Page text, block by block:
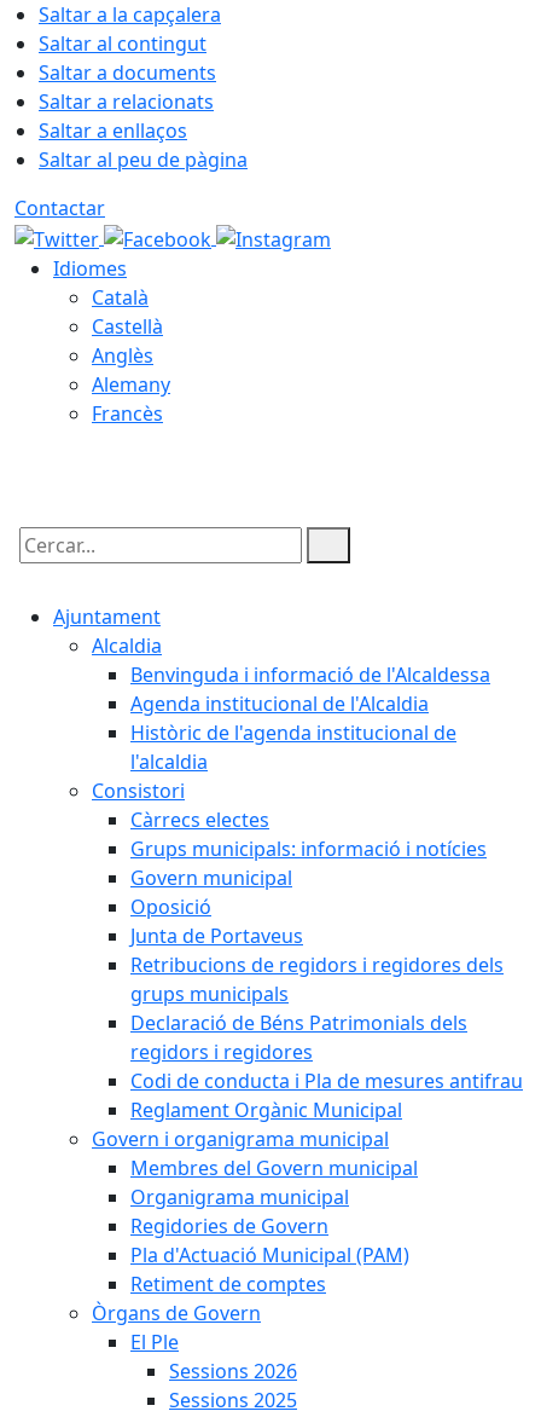
Saltar a la capçalera
Saltar al contingut
Saltar a documents
Saltar a relacionats
Saltar a enllaços
Saltar al peu de pàgina
Contactar
Idiomes
Català
Castellà
Anglès
Alemany
Francès
Cercar:
Ajuntament
Alcaldia
Benvinguda i informació de l'Alcaldessa
Agenda institucional de l'Alcaldia
Històric de l'agenda institucional de
l'alcaldia
Consistori
Càrrecs electes
Grups municipals: informació i notícies
Govern municipal
Oposició
Junta de Portaveus
Retribucions de regidors i regidores dels
grups municipals
Declaració de Béns Patrimonials dels
regidors i regidores
Codi de conducta i Pla de mesures antifrau
Reglament Orgànic Municipal
Govern i organigrama municipal
Membres del Govern municipal
Organigrama municipal
Regidories de Govern
Pla d'Actuació Municipal (PAM)
Retiment de comptes
Òrgans de Govern
El Ple
Sessions 2026
Sessions 2025